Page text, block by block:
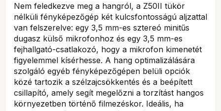
Nem feledkezve meg a hangról, a Z50II tükör
nélküli fényképezőgép két kulcsfontosságú aljzattal
van felszerelve: egy 3,5 mm-es sztereó minitűs
dugasz külső mikrofonhoz és egy 3,5 mm-es
fejhallgató-csatlakozó, hogy a mikrofon kimenetét
figyelemmel kísérhesse. A hang optimalizálására
szolgáló egyéb fényképezőgépen belüli opciók
közé tartozik a szélzajcsökkentés és a beépített
csillapító, amely segít megelőzni a torzítást hangos
környezetben történő filmezéskor. Ideális, ha